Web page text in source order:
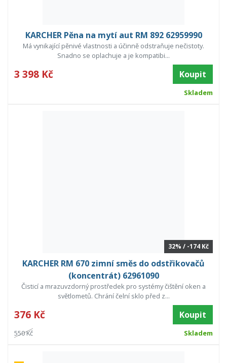
KARCHER Pěna na mytí aut RM 892 62959990
Má vynikající pěnivé vlastnosti a účinně odstraňuje nečistoty.
Snadno se oplachuje a je kompatibi...
3 398 Kč Koupit
Skladem
32% / -174 Kč
KARCHER RM 670 zimní směs do odstřikovačů
(koncentrát) 62961090
Čisticí a mrazuvzdorný prostředek pro systémy čištění oken a
světlometů. Chrání čelní sklo před z...
376 Kč Koupit
550 Kč Skladem